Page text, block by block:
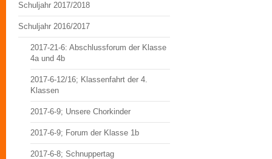
Schuljahr 2017/2018
Schuljahr 2016/2017
2017-21-6: Abschlussforum der Klasse
4a und 4b
2017-6-12/16; Klassenfahrt der 4.
Klassen
2017-6-9; Unsere Chorkinder
2017-6-9; Forum der Klasse 1b
2017-6-8; Schnuppertag